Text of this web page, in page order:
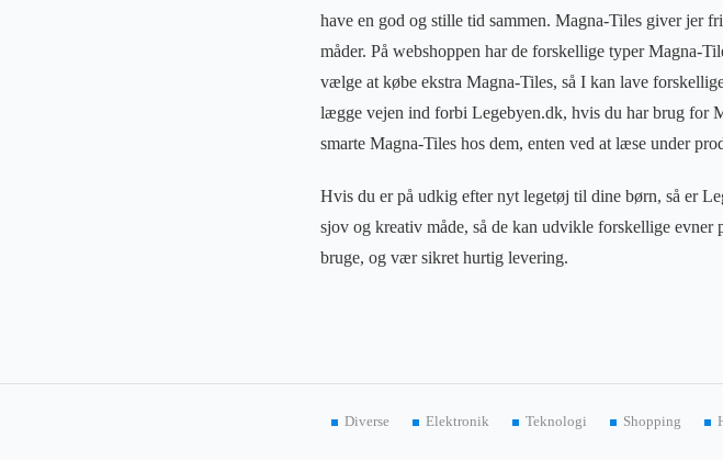
have en god og stille tid sammen. Magna-Tiles giver jer
måder. På webshoppen har de forskellige typer Magna-
vælge at købe ekstra Magna-Tiles, så I kan lave
lægge vejen ind forbi Legebyen.dk, hvis du har brug for
smarte Magna-Tiles hos dem, enten ved at læse under
Hvis du er på udkig efter nyt legetøj til dine børn, så er
sjov og kreativ måde, så de kan udvikle forskellige
bruge, og vær sikret hurtig levering.
Diverse Elektronik Teknologi Shopping